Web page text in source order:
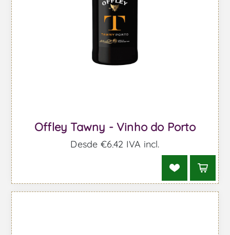
Offley Tawny - Vinho do Porto
Desde €6,42 IVA incl.